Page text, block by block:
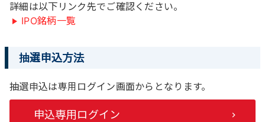
詳細は以下リンク先でご確認ください。
IPO銘柄一覧
抽選申込方法
抽選申込は専用ログイン画面からとなります。
申込専用ログイン